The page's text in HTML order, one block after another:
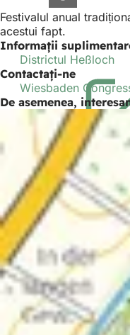
Festivalul anual
acestui fapt.
Informații
Districtul Heßloch
o
Contactați-ne
Wiesbaden
De asemenea,